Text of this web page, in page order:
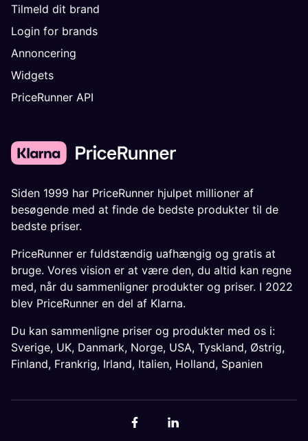
Tilmeld dit brand
Login for brands
Annoncering
Widgets
PriceRunner API
Siden 1999 har PriceRunner hjulpet millioner af
besøgende med at finde de bedste produkter til de
bedste priser.
PriceRunner er fuldstændig uafhængig og gratis at
bruge. Vores vision er at være den, du altid kan regne
med, når du sammenligner produkter og priser. I 2022
blev PriceRunner en del af Klarna.
Du kan sammenligne priser og produkter med os i:
Sverige, UK, Danmark, Norge, USA, Tyskland, Østrig,
Finland, Frankrig, Irland, Italien, Holland, Spanien